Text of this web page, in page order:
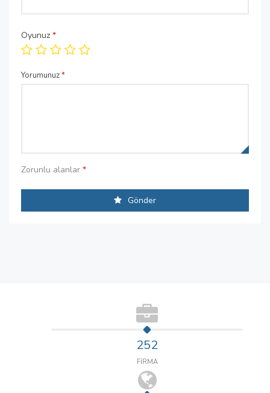
Oyunuz *
Yorumunuz*
Zorunlu alanlar *
Gönder
252
FİRMA